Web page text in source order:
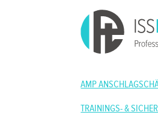
AMP
TRAININGS- &